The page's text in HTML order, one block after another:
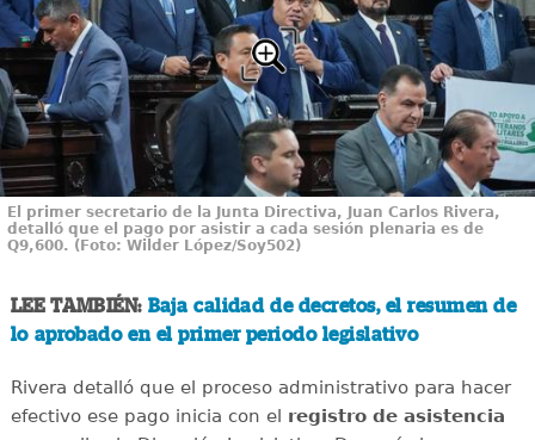
El primer secretario de la Junta Directiva, Juan Carlos Rivera,
detalló que el pago por asistir a cada sesión plenaria es de
Q9,600. (Foto: Wilder López/Soy502)
LEE TAMBIÉN: Baja calidad de decretos, el resumen de
lo aprobado en el primer periodo legislativo
Rivera detalló que el proceso administrativo para hacer
efectivo ese pago inicia con el registro de asistencia